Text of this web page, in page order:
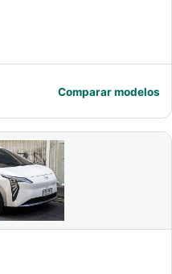
Comparar modelos